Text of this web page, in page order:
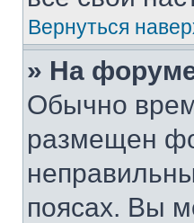
Вернуться
» На
Обычно
размещен
поясах. Вы